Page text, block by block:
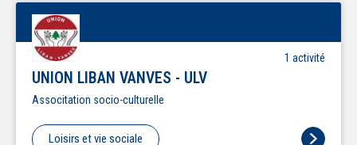
1 activité
UNION LIBAN VANVES - ULV
Associtation socio-culturelle
Loisirs et vie sociale